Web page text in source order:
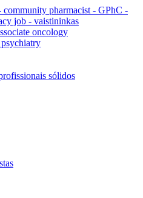
community pharmacist - GPhC -
job - vaistininkas
oncology
sólidos